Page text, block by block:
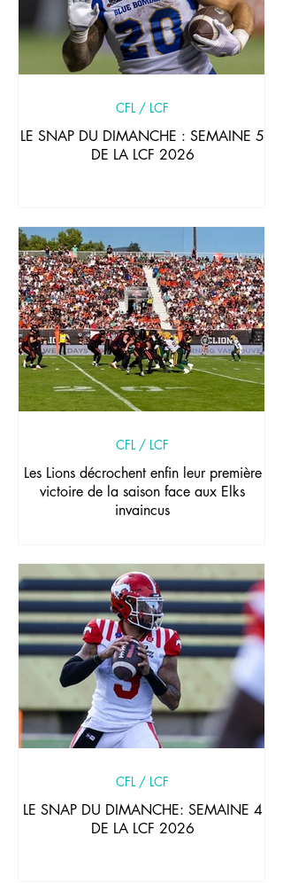
LE SNAP DU DIMANCHE : SEMAINE 5
DE LA LCF 2026
CFL / LCF
Les Lions décrochent enfin leur première
victoire de la saison face aux Elks
invaincus
CFL / LCF
LE SNAP DU DIMANCHE: SEMAINE 4
DE LA LCF 2026
CFL / LCF